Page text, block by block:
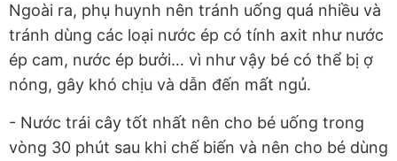
Ngoài ra, phụ huynh nên tránh uống quá nhiều và
tránh dùng các loại nước ép có tính axit như nước
ép cam, nước ép bưởi… vì như vậy bé có thể bị ợ
nóng, gây khó chịu và dẫn đến mất ngủ.
- Nước trái cây tốt nhất nên cho bé uống trong
vòng 30 phút sau khi chế biến và nên cho bé dùng